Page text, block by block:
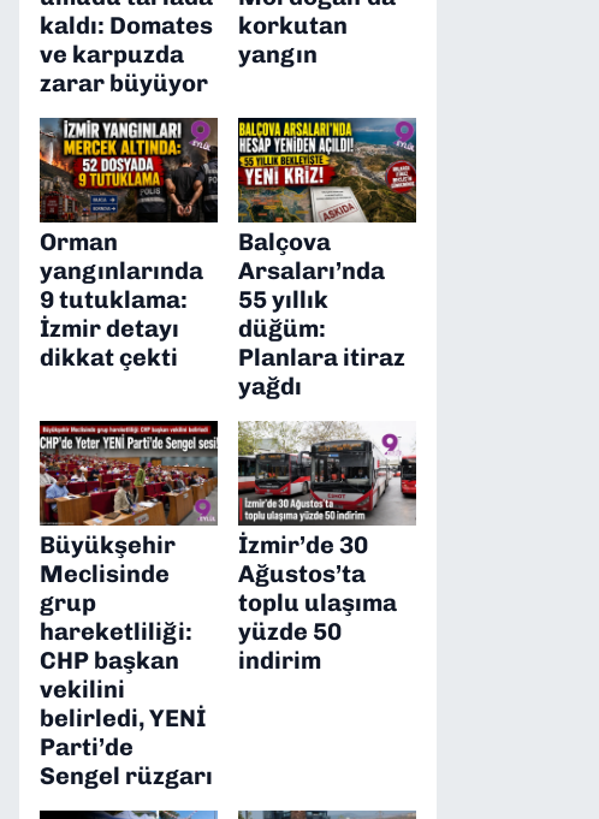
kaldı: Domates
ve karpuzda
zarar büyüyor
korkutan
yangın
Orman
yangınlarında
9 tutuklama:
İzmir detayı
dikkat çekti
Balçova
Arsaları’nda
55 yıllık
düğüm:
Planlara itiraz
yağdı
Büyükşehir
Meclisinde
grup
hareketliliği:
CHP başkan
vekilini
belirledi, YENİ
Parti’de
Sengel rüzgarı
İzmir’de 30
Ağustos’ta
toplu ulaşıma
yüzde 50
indirim